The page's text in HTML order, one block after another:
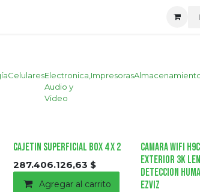
CelularesElectronica,
Audio y
Video
Impresoras
Cajetin Superficial BOX 4 x 2
287.406.126,63 $
Agregar al carrito
Camara Wifi
Exterior 3k
Deteccion
Ezviz